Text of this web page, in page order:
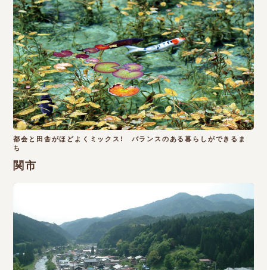
都会と田舎がほどよくミックス! バランスのある暮らしができるま
ち
関市